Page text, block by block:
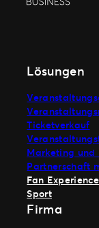
Lösungen
Ticketverkauf
Marketing und
Partnerschaft
Fan Experience
Sport
Firma